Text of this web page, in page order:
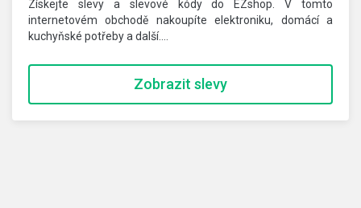
Získejte slevy a slevové kódy do EZshop. V tomto
internetovém obchodě nakoupíte elektroniku, domácí a
kuchyňské potřeby a další.…
Zobrazit slevy